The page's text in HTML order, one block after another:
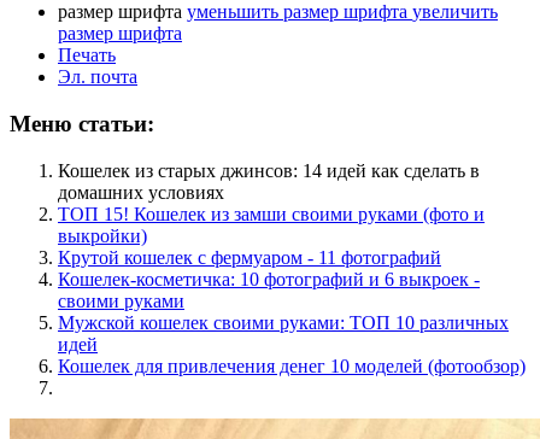
размер шрифта уменьшить размер шрифта увеличить
размер шрифта
Печать
Эл. почта
Меню статьи:
Кошелек из старых джинсов: 14 идей как сделать в
домашних условиях
ТОП 15! Кошелек из замши своими руками (фото и
выкройки)
Крутой кошелек с фермуаром - 11 фотографий
Кошелек-косметичка: 10 фотографий и 6 выкроек -
своими руками
Мужской кошелек своими руками: ТОП 10 различных
идей
Кошелек для привлечения денег 10 моделей (фотообзор)